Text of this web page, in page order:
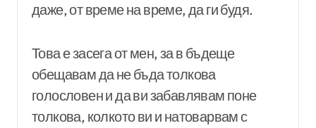
даже, от време на време, да ги будя.
Това е засега от мен, за в бъдеще
обещавам да не бъда толкова
голословен и да ви забавлявам поне
толкова, колкото ви и натоварвам с